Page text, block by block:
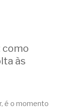
como
às
é o momento